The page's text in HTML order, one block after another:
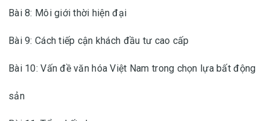
Bài 8: Môi giới thời hiện đại
Bài 9: Cách tiếp cận khách đầu tư cao cấp
Bài 10: Vấn đề văn hóa Việt Nam trong chọn lựa bất động
sản